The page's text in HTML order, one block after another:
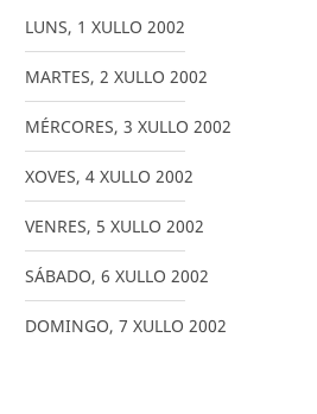
LUNS, 1 XULLO 2002
MARTES, 2 XULLO 2002
MÉRCORES, 3 XULLO 2002
XOVES, 4 XULLO 2002
VENRES, 5 XULLO 2002
SÁBADO, 6 XULLO 2002
DOMINGO, 7 XULLO 2002